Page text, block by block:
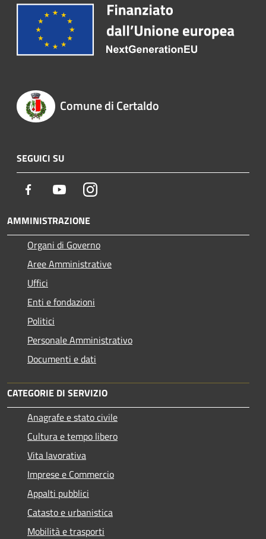
Comune di Certaldo
SEGUICI SU
Facebook YoutubeInstagram
AMMINISTRAZIONE
Organi di Governo
Aree Amministrative
Uffici
Enti e fondazioni
Politici
Personale Amministrativo
Documenti e dati
CATEGORIE DI SERVIZIO
Anagrafe e stato civile
Cultura e tempo libero
Vita lavorativa
Imprese e Commercio
Appalti pubblici
Catasto e urbanistica
Mobilità e trasporti